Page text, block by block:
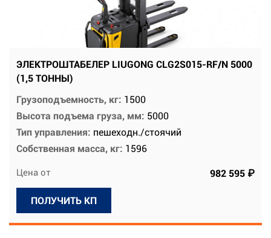
ЭЛЕКТРОШТАБЕЛЕР LIUGONG CLG2S015-RF/N 5000
(1,5 ТОННЫ)
Грузоподъемность, кг: 1500
Высота подъема груза, мм: 5000
Тип управления: пешеходн./стоячий
Собственная масса, кг: 1596
Цена от 982 595 ₽
ПОЛУЧИТЬ КП